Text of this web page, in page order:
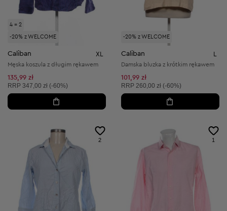
4 = 2
-20% z WELCOME
Caliban XL
Męska koszula z długim rękawem
135,99 zł
Cena sugerowana:
RRP 347,00 zł (-60%)
-20% z WELCOME
Caliban L
Damska bluzka z krótkim rękawem
101,99 zł
Cena sugerowana:
RRP 260,00 zł (-60%)
2 1